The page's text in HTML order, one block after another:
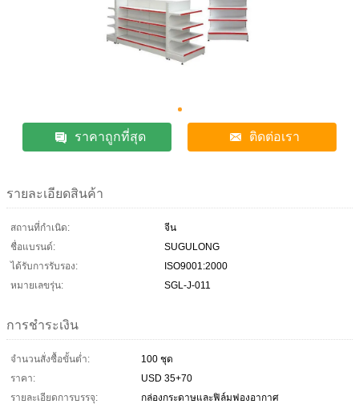
ราคาถูกที่สุด ติดต่อเรา
รายละเอียดสินค้า
สถานที่กำเนิด:
จีน
ชื่อแบรนด์:
SUGULONG
ได้รับการรับรอง:
ISO9001:2000
หมายเลขรุ่น:
SGL-J-011
การชำระเงิน
จำนวนสั่งซื้อขั้นต่ำ:
100 ชุด
ราคา:
USD 35+70
รายละเอียดการบรรจุ:
กล่องกระดาษและฟิล์มฟองอากาศ